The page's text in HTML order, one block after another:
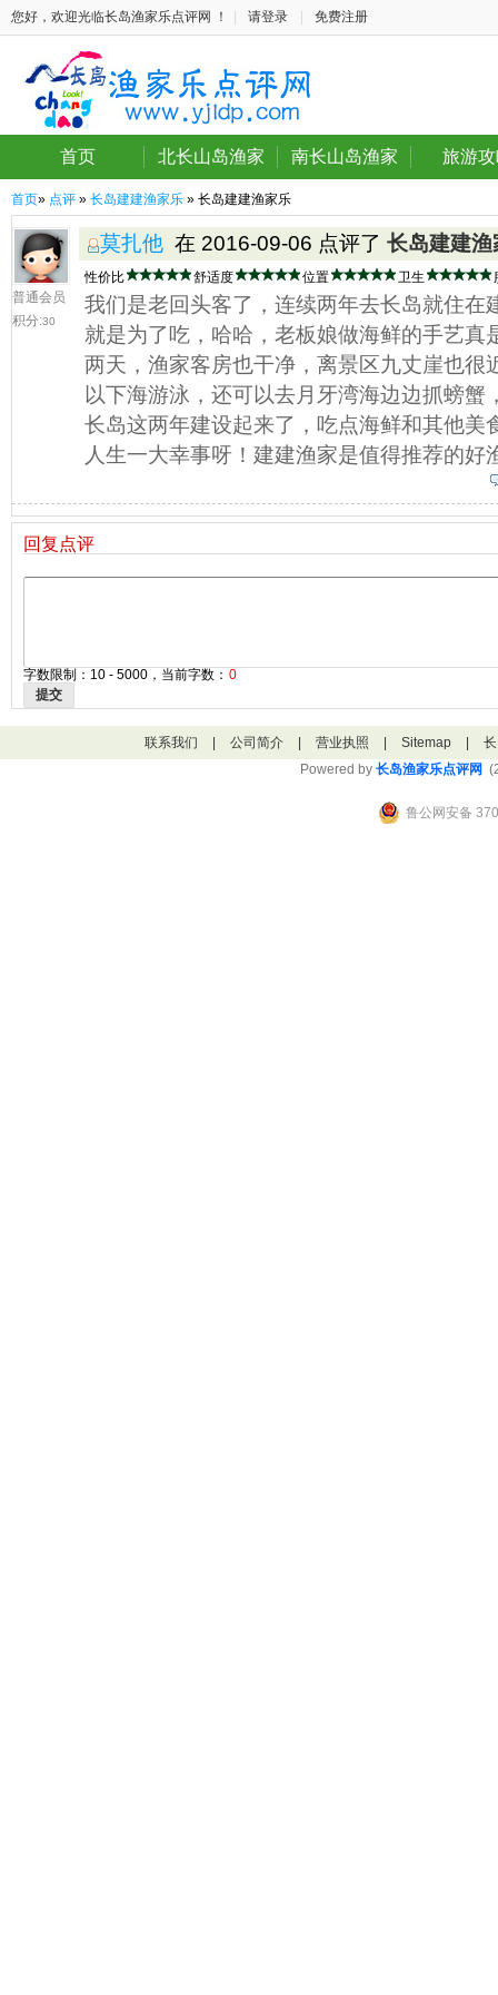
您好，欢迎光临长岛渔家乐点评网 ！ 请登录 免费注册
首页 北长山岛渔家 南长山岛渔家 旅游
首页» 点评 » 长岛建建渔家乐 » 长岛建建渔家乐
普通会员
积分:30
莫扎他 在 2016-09-06 点评了 长岛建建渔
性价比 舒适度 位置 卫生
我们是老回头客了，连续两年去长岛就住在
就是为了吃，哈哈，老板娘做海鲜的手艺真
两天，渔家客房也干净，离景区九丈崖也很
以下海游泳，还可以去月牙湾海边边抓螃蟹
长岛这两年建设起来了，吃点海鲜和其他美
人生一大幸事呀！建建渔家是值得推荐的好
回复点评
字数限制：10 - 5000，当前字数： 0
提交
联系我们 公司简介 营业执照 Sitemap
Powered by 长岛渔家乐点评网
鲁公网安备